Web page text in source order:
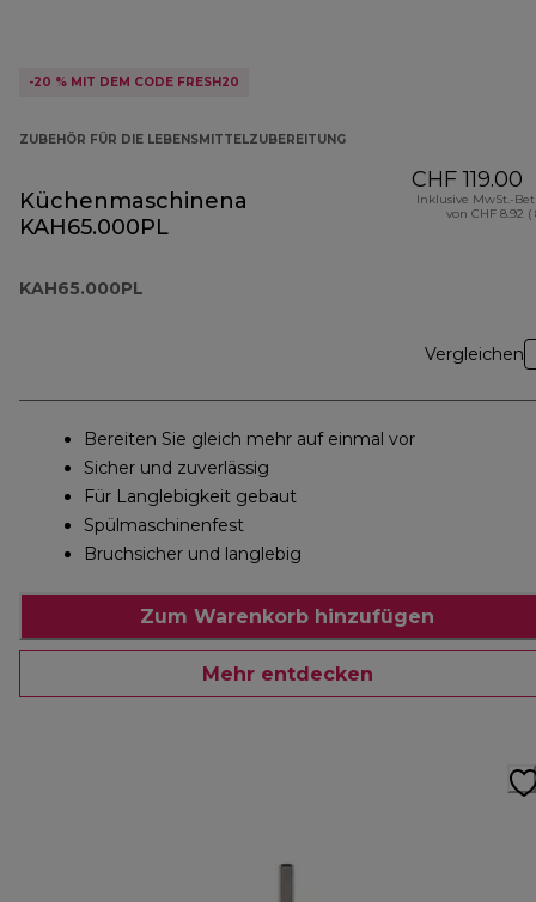
-20 % MIT DEM CODE FRESH20
ZUBEHÖR FÜR DIE LEBENSMITTELZUBEREITUNG
Küchenmaschinenaufsatz
KAH65.000PL
KAH65.000PL
CHF 119.00
Inklusive MwSt.-
von CHF 8.92 (
Vergleichen
Bereiten Sie gleich mehr auf einmal vor
Sicher und zuverlässig
Für Langlebigkeit gebaut
Spülmaschinenfest
Bruchsicher und langlebig
Zum Warenkorb hinzufügen
Mehr entdecken